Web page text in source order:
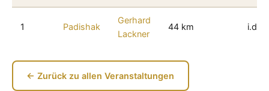
1 Padishak
Gerhard
Lackner
44 km
← Zurück zu allen Veranstaltungen